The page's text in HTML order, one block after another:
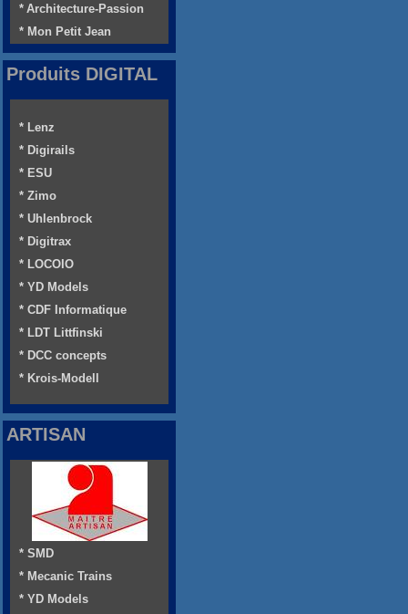
* Architecture-Passion
* Mon Petit Jean
Produits DIGITAL
* Lenz
* Digirails
* ESU
* Zimo
* Uhlenbrock
* Digitrax
* LOCOIO
* YD Models
* CDF Informatique
* LDT Littfinski
* DCC concepts
* Krois-Modell
ARTISAN
* SMD
* Mecanic Trains
* YD Models